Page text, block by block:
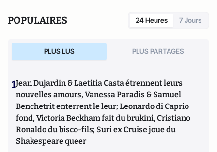
POPULAIRES 24 Heures 7 Jours
PLUS LUS PLUS PARTAGES
1Jean Dujardin & Laetitia Casta étrennent leurs
nouvelles amours, Vanessa Paradis & Samuel
Benchetrit enterrent le leur; Leonardo di Caprio
fond, Victoria Beckham fait du brukini, Cristiano
Ronaldo du bisco-fils; Suri ex Cruise joue du
Shakespeare queer